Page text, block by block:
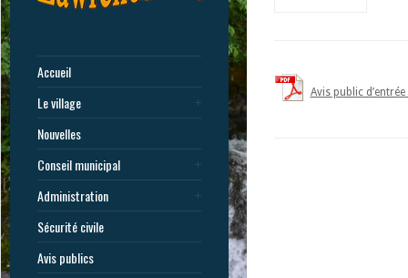
Accueil
Le village
Nouvelles
Conseil municipal
Administration
Sécurité civile
Avis publics
Avis public